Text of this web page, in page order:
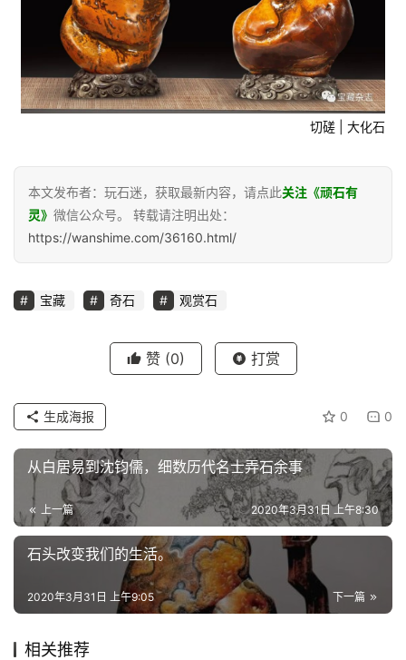
切磋 | 大化石
本文发布者：玩石迷，获取最新内容，请点此关注《顽石有
灵》 微信公众号。 转载请注明出处：
https://wanshime.com/36160.html/
宝藏 奇石 观赏石
赞 (0) 打赏
0 0
生成海报
从白居易到沈钧儒，细数历代名士弄石余事
上一篇 2020年3月31日 上午8:30
石头改变我们的生活。
下一篇
2020年3月31日 上午9:05
相关推荐